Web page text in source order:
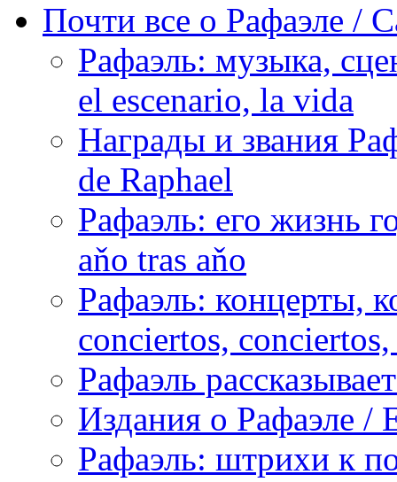
Почти все о Рафаэле /
Рафаэль: музыка,
el escenario, la vida
Награды и звания
de Raphael
Рафаэль: его жизнь
aňo tras aňo
Рафаэль: концерты,
conciertos,
Рафаэль
Издания о Рафаэле /
Рафаэль: штрихи к